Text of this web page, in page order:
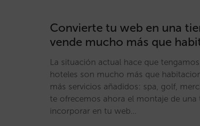
Convierte tu web en una
vende mucho más que
La situación actual hace que
hoteles son mucho más que
más servicios añadidos: spa, golf,
te ofrecemos ahora el montaje de una
incorporar en tu web…